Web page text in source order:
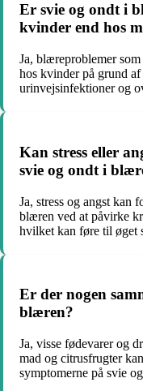
Er svie og ondt i
kvinder end hos
Ja, blæreproblemer
hos kvinder på grund
urinvejsinfektioner og
Kan stress eller
svie og ondt i
Ja, stress og angst kan
blæren ved at påvirke
hvilket kan føre til øget
Er der nogen
blæren?
Ja, visse fødevarer og
mad og citrusfrugter
symptomerne på svie